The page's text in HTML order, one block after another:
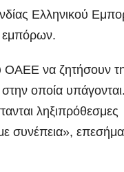
Ελληνικού
εμπόρων.
OAEE να ζητήσουν
οποία
ληξιπρόθεσμες
συνέπεια»,